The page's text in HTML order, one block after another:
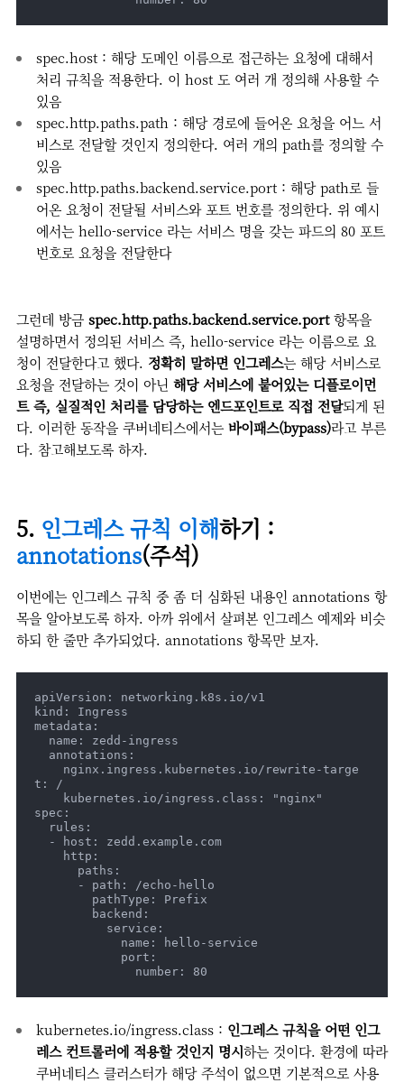
spec.host : 해당 도메인 이름으로 접근하는 요청에 대해서
처리 규칙을 적용한다. 이 host 도 여러 개 정의해 사용할 수
있음
spec.http.paths.path : 해당 경로에 들어온 요청을 어느 서
비스로 전달할 것인지 정의한다. 여러 개의 path를 정의할 수
있음
spec.http.paths.backend.service.port : 해당 path로 들
어온 요청이 전달될 서비스와 포트 번호를 정의한다. 위 예시
에서는 hello-service 라는 서비스 명을 갖는 파드의 80 포트
번호로 요청을 전달한다
그런데 방금 spec.http.paths.backend.service.port항목을
설명하면서 정의된 서비스 즉, hello-service 라는 이름으로 요
청이 전달한다고 했다. 정확히 말하면 인그레스는 해당 서비스로
요청을 전달하는 것이 아닌 해당 서비스에 붙어있는 디플로이먼
트 즉, 실질적인 처리를 담당하는 엔드포인트로 직접 전달되게 된
다. 이러한 동작을 쿠버네티스에서는 바이패스(bypass)라고 부른
다. 참고해보도록 하자.
5. 인그레스 규칙 이해하기 :
annotations(주석)
이번에는 인그레스 규칙 중 좀 더 심화된 내용인 annotations 항
목을 알아보도록 하자. 아까 위에서 살펴본 인그레스 예제와 비슷
하되 한 줄만 추가되었다. annotations 항목만 보자.
apiVersion: networking.k8s.io/v1
kind: Ingress
metadata:
t: /
spec:
              number: 80
kubernetes.io/ingress.class : 인그레스 규칙을 어떤 인그
레스 컨트롤러에 적용할 것인지 명시하는 것이다. 환경에 따라
쿠버네티스 클러스터가 해당 주석이 없으면 기본적으로 사용